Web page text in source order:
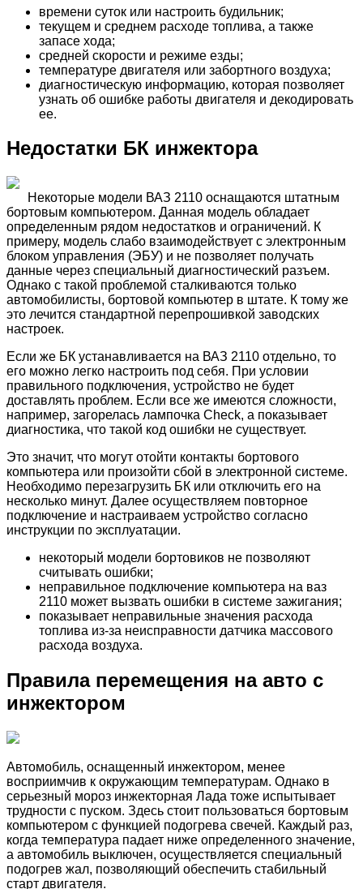
времени суток или настроить будильник;
текущем и среднем расходе топлива, а также
запасе хода;
средней скорости и режиме езды;
температуре двигателя или забортного воздуха;
диагностическую информацию, которая позволяет
узнать об ошибке работы двигателя и декодировать
ее.
Недостатки БК инжектора
Некоторые модели ВАЗ 2110 оснащаются штатным
бортовым компьютером. Данная модель обладает
определенным рядом недостатков и ограничений. К
примеру, модель слабо взаимодействует с электронным
блоком управления (ЭБУ) и не позволяет получать
данные через специальный диагностический разъем.
Однако с такой проблемой сталкиваются только
автомобилисты, бортовой компьютер в штате. К тому же
это лечится стандартной перепрошивкой заводских
настроек.
Если же БК устанавливается на ВАЗ 2110 отдельно, то
его можно легко настроить под себя. При условии
правильного подключения, устройство не будет
доставлять проблем. Если все же имеются сложности,
например, загорелась лампочка Check, а показывает
диагностика, что такой код ошибки не существует.
Это значит, что могут отойти контакты бортового
компьютера или произойти сбой в электронной системе.
Необходимо перезагрузить БК или отключить его на
несколько минут. Далее осуществляем повторное
подключение и настраиваем устройство согласно
инструкции по эксплуатации.
некоторый модели бортовиков не позволяют
считывать ошибки;
неправильное подключение компьютера на ваз
2110 может вызвать ошибки в системе зажигания;
показывает неправильные значения расхода
топлива из-за неисправности датчика массового
расхода воздуха.
Правила перемещения на авто с
инжектором
Автомобиль, оснащенный инжектором, менее
восприимчив к окружающим температурам. Однако в
серьезный мороз инжекторная Лада тоже испытывает
трудности с пуском. Здесь стоит пользоваться бортовым
компьютером с функцией подогрева свечей. Каждый раз,
когда температура падает ниже определенного значение,
а автомобиль выключен, осуществляется специальный
подогрев жал, позволяющий обеспечить стабильный
старт двигателя.